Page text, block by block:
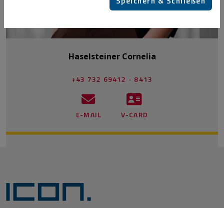
Haselsteiner Cornelia
+43 732 69412 - 8413
E-MAIL V-CARD